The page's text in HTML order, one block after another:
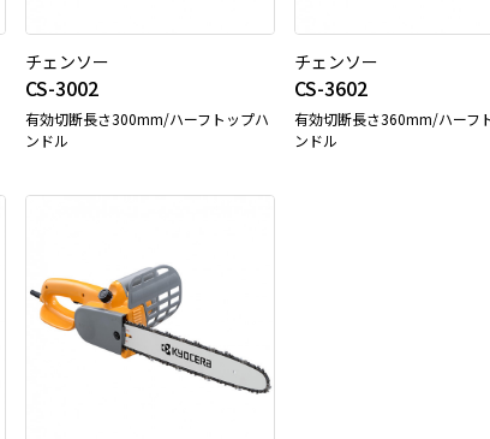
チェンソー
CS-3002
有効切断長さ300mm/ハーフトップハ
ンドル
チェンソー
CS-3602
有効切断長さ360mm/ハーフ
ンドル